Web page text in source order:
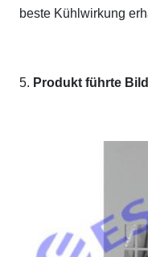
beste Kühlwirkung
5. Produkt führte